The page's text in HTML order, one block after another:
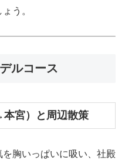
う。
ルコース
宮）と周辺散策
胸いっぱいに吸い、社殿